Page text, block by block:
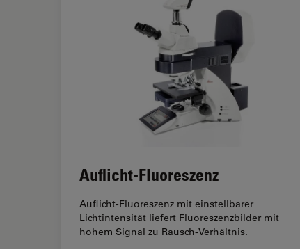
Auflicht-Fluoreszenz
Auflicht-Fluoreszenz mit einstellbarer
Lichtintensität liefert Fluoreszenzbilder mit
hohem Signal zu Rausch-Verhältnis.